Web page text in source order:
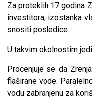
Za proteklih 17 godina
investitora, izostanka
snositi posledice.
U takvim okolnostim
Procenjuje se da
flaširane vode.
vodu zabranjenu za